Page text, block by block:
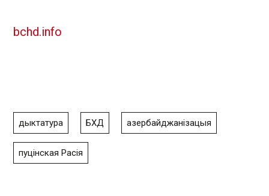
bchd.info
дыктатура БХД азербайджанізацыя
пуцінская Расія